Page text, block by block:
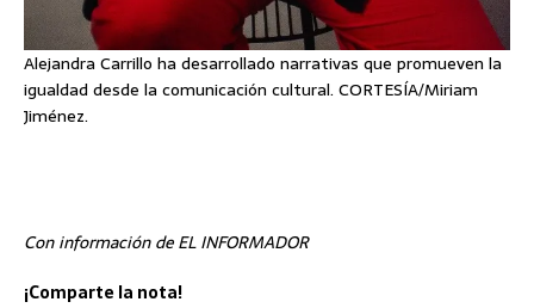
Alejandra Carrillo ha desarrollado narrativas que promueven la
igualdad desde la comunicación cultural. CORTESÍA/Miriam
Jiménez.
Con información de EL INFORMADOR
¡Comparte la nota!